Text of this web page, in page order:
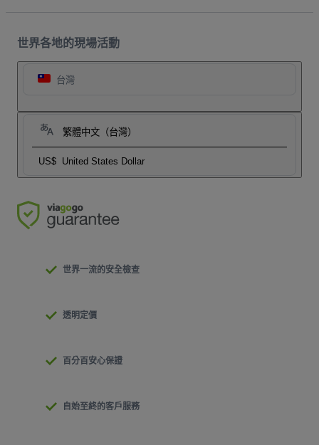
世界各地的現場活動
台灣
繁體中文（台灣）
US$ United States Dollar
世界一流的安全檢查
透明定價
百分百安心保證
自始至終的客戶服務